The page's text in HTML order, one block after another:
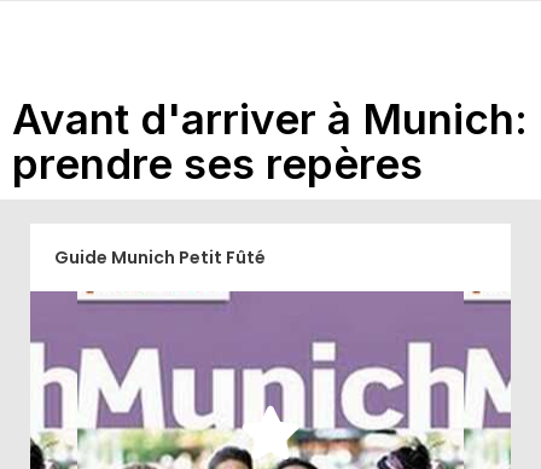
Avant d'arriver à Munich:
prendre ses repères
Guide Munich Petit Fûté
Le guide de voyage Petit Fûté s'avère un allier
utile pour découvrir Munich lors d'un court ou long
séjour